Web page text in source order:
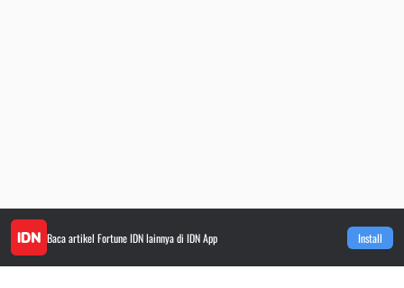
Baca artikel Fortune IDNlainnya di IDN App Install